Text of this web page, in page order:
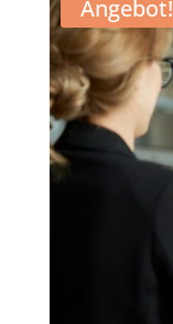
Angebot!